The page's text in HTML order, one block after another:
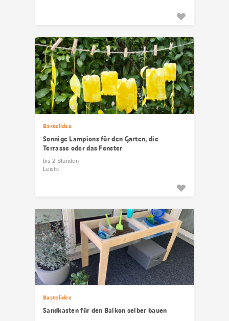
Bastelidee
Sonnige Lampions für den Garten, die
Terrasse oder das Fenster
bis 2 Stunden
Leicht
Bastelidee
Sandkasten für den Balkon selber bauen